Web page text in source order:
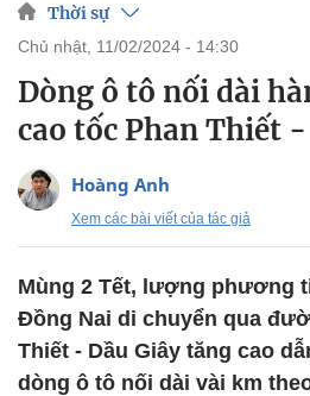
Thời sự
chủ nhật, 11/02/2024 - 14:30
Dòng ô tô nối dài
cao tốc Phan Thiết -
Hoàng Anh
Xem các bài viết của tác giả
Mùng 2 Tết, lượng phương
Đồng Nai di chuyển qua
Thiết - Dầu Giây tăng cao
dòng ô tô nối dài vài km